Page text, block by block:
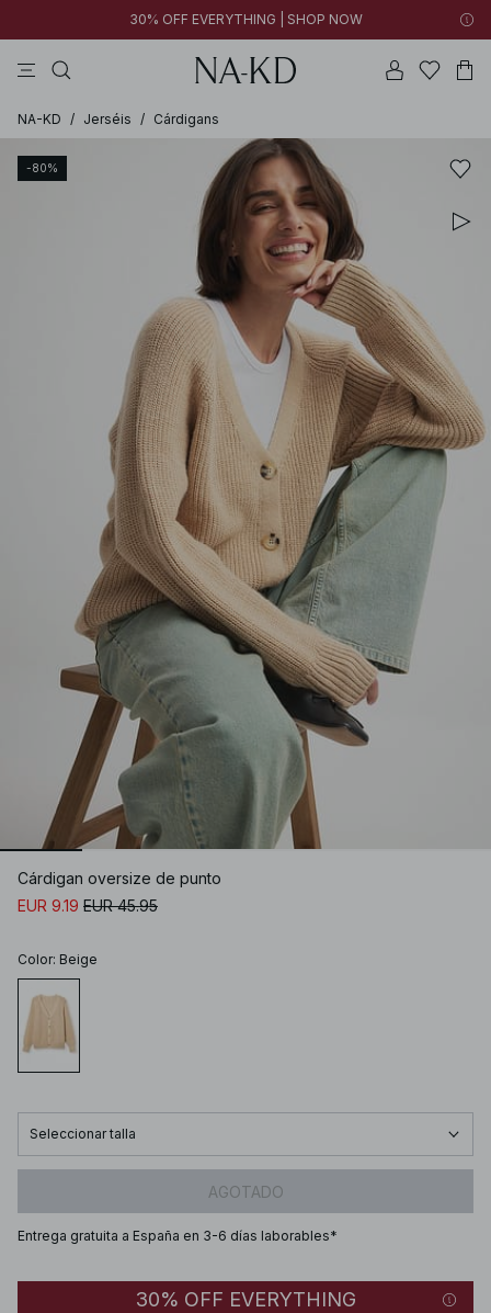
30% OFF EVERYTHING | SHOP NOW
NA-KD / Jerséis / Cárdigans
-80%
Cárdigan oversize de punto
EUR 9.19 EUR 45.95
Color: Beige
Seleccionar talla
AGOTADO
Entrega gratuita a España en 3-6 días laborables*
30% OFF EVERYTHING